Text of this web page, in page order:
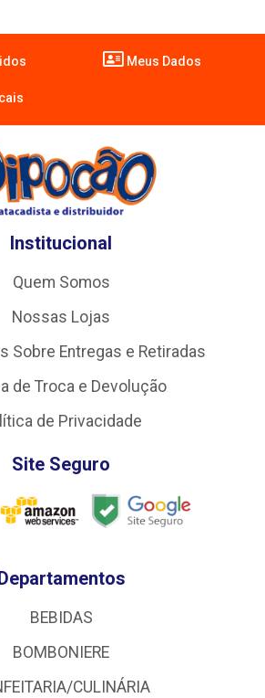
Meus Dados
Institucional
Quem Somos
Nossas Lojas
Sobre Entregas e Retiradas
de Troca e Devolução
de Privacidade
Site Seguro
BEBIDAS
BOMBONIERE
CULINÁRIA